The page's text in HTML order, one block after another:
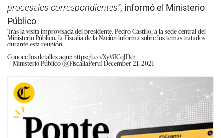
procesales correspondientes”, informó el Ministerio
Público.
Tras la visita improvisada del presidente, Pedro Castillo, a la sede central del
Ministerio Público, la Fiscalía de la Nación informa sobre los temas tratados
durante esta reunión.
Conoce los detalles aquí:https://t.co/XyMICqJDcr
— Ministerio Público (@FiscaliaPeru)December 21, 2021